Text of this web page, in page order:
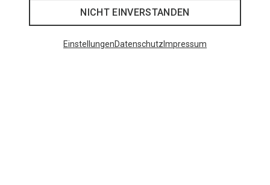
NICHT EINVERSTANDEN
EinstellungenDatenschutz Impressum